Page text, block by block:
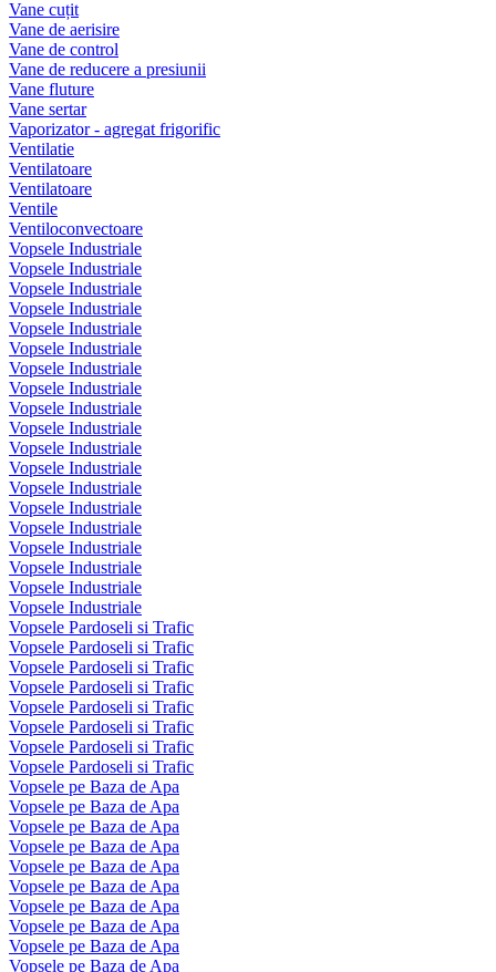
Vane cuțit
Vane de aerisire
Vane de control
Vane de reducere a presiunii
Vane fluture
Vane sertar
Vaporizator - agregat frigorific
Ventilatie
Ventilatoare
Ventilatoare
Ventile
Ventiloconvectoare
Vopsele Industriale
Vopsele Industriale
Vopsele Industriale
Vopsele Industriale
Vopsele Industriale
Vopsele Industriale
Vopsele Industriale
Vopsele Industriale
Vopsele Industriale
Vopsele Industriale
Vopsele Industriale
Vopsele Industriale
Vopsele Industriale
Vopsele Industriale
Vopsele Industriale
Vopsele Industriale
Vopsele Industriale
Vopsele Industriale
Vopsele Industriale
Vopsele Pardoseli si Trafic
Vopsele Pardoseli si Trafic
Vopsele Pardoseli si Trafic
Vopsele Pardoseli si Trafic
Vopsele Pardoseli si Trafic
Vopsele Pardoseli si Trafic
Vopsele Pardoseli si Trafic
Vopsele Pardoseli si Trafic
Vopsele pe Baza de Apa
Vopsele pe Baza de Apa
Vopsele pe Baza de Apa
Vopsele pe Baza de Apa
Vopsele pe Baza de Apa
Vopsele pe Baza de Apa
Vopsele pe Baza de Apa
Vopsele pe Baza de Apa
Vopsele pe Baza de Apa
Vopsele pe Baza de Apa